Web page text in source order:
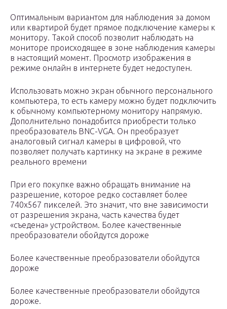
Оптимальным вариантом для наблюдения за домом
или квартирой будет прямое подключение камеры к
монитору. Такой способ позволит наблюдать на
мониторе происходящее в зоне наблюдения камеры
в настоящий момент. Просмотр изображения в
режиме онлайн в интернете будет недоступен.
Использовать можно экран обычного персонального
компьютера, то есть камеру можно будет подключить
к обычному компьютерному монитору напрямую.
Дополнительно понадобится приобрести только
преобразователь BNC-VGA. Он преобразует
аналоговый сигнал камеры в цифровой, что
позволяет получать картинку на экране в режиме
реального времени
При его покупке важно обращать внимание на
разрешение, которое редко составляет более
740х567 пикселей. Это значит, что вне зависимости
от разрешения экрана, часть качества будет
«съедена» устройством. Более качественные
преобразователи обойдутся дороже
Более качественные преобразователи обойдутся
дороже
Более качественные преобразователи обойдутся
дороже.